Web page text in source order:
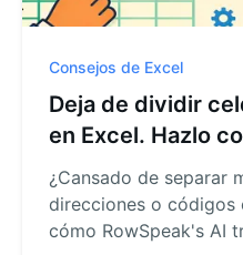
Consejos de Excel
Deja de dividir
en Excel. Hazlo
¿Cansado de separar
direcciones o códigos
cómo RowSpeak's AI